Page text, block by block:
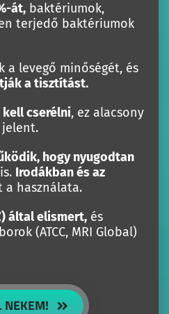
át,baktériumok,
terjedő baktériumok
a levegő minőségét, és
a tisztítást.
kell cserélni, ez alacsony
hogy nyugodtan
Irodákban és az
használata.
által elismert,és
(ATCC, MRI Global)
NEKEM!